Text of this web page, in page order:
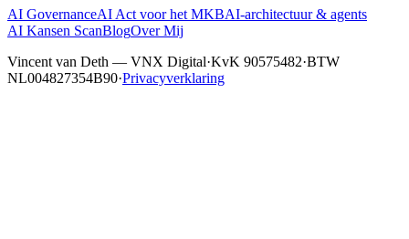
AI GovernanceAI Act voor het MKBAI-architectuur & agents
AI Kansen ScanBlogOver Mij
Vincent van Deth — VNX Digital·KvK 90575482·BTW
NL004827354B90·Privacyverklaring